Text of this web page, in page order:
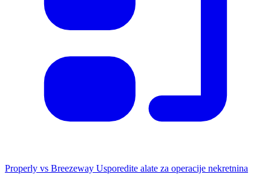
Properly vs Breezeway Usporedite alate za operacije nekretnina